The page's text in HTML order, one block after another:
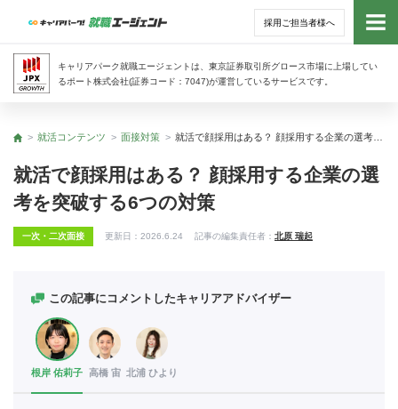
採用ご担当者様へ
キャリアパーク就職エージェントは、東京証券取引所グロース市場に上場してい
るポート株式会社(証券コード：7047)が運営しているサービスです。
トッ
トップ
就活コンテンツ 面接対策
就活で顔採用はある？ 顔採用する企業の選
考を突破する6つの対策
一次・二次面接 更新日： 2026.6.24 記事の編集責任者： 北原 瑞起
この記事にコメントしたキャリアアドバイザー
根岸 佑莉子 高橋 宙 北浦 ひより